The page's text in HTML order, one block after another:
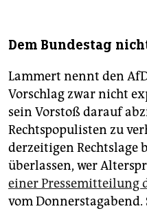
Dem Bundestag
Lammert nennt den
Vorschlag zwar nicht
sein Vorstoß darauf
Rechtspopulisten zu
derzeitigen Rechtslage
überlassen, wer
einer Pressemitteilung
vom Donnerstagabend.